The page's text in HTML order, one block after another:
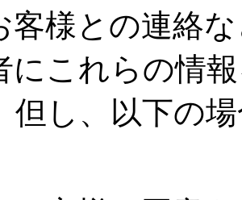
客様との連絡
にこれらの情
但し、以下の